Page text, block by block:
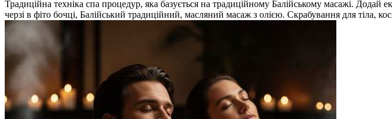
Традиційна техніка спа процедур, яка базується на традиційному Балійському масажі.
черзі в фіто бочці, Балійський традиційний, масляний масаж з олією. Скрабування для тіла,